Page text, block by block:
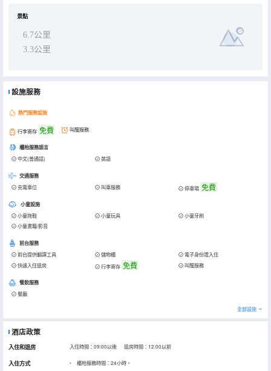
景點
6.7公里
3.3公里
設施服務
熱門服務設施
行李寄存 免費 叫醒服務
櫃枱服務語言
中文(普通話) 英語
交通服務
充電車位 叫車服務 停車場 免費
小童設施
小童拖鞋 小童玩具
小童牙刷
小童書籍/影音
前台服務
前台提供翻譯工具 儲物櫃
電子身份證入住
快速入住退房
行李寄存 免費 叫醒服務
餐飲服務
餐廳
全部設施
酒店政策
入住和退房 入住時間：09:00以後 退房時間：12:00以前
入住方式 櫃枱服務時間：24小時。